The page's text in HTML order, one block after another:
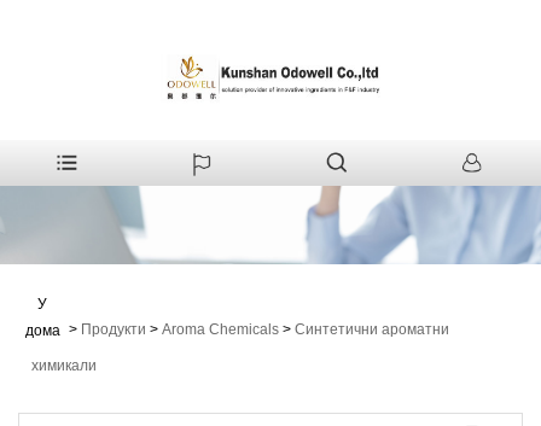
У
дома > Продукти > Aroma Chemicals > Синтетични ароматни
химикали